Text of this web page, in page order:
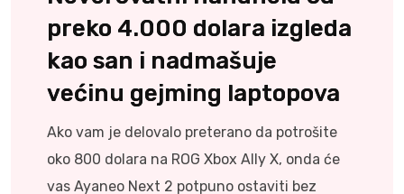
preko 4.000 dolara izgleda
kao san i nadmašuje
većinu gejming laptopova
Ako vam je delovalo preterano da potrošite
oko 800 dolara na ROG Xbox Ally X, onda će
vas Ayaneo Next 2 potpuno ostaviti bez